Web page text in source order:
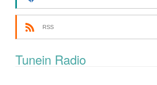
RSS
Tunein Radio